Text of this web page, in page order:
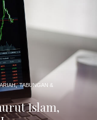
Islam,
,TABUNGAN &